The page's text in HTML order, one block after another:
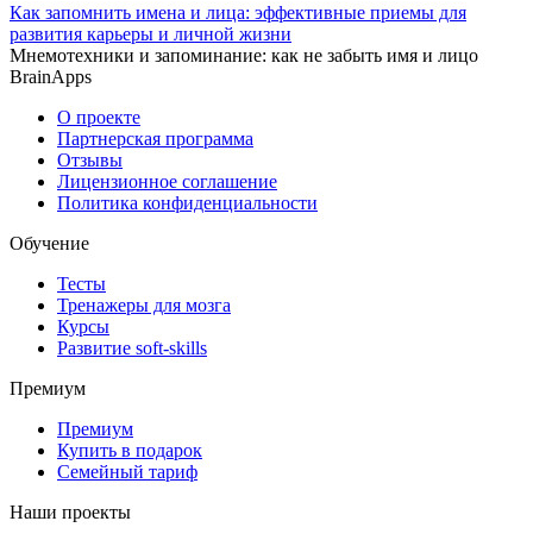
Как запомнить имена и лица: эффективные приемы для
развития карьеры и личной жизни
Мнемотехники и запоминание: как не забыть имя и лицо
BrainApps
О проекте
Партнерская программа
Отзывы
Лицензионное соглашение
Политика конфиденциальности
Обучение
Тесты
Тренажеры для мозга
Курсы
Развитие soft-skills
Премиум
Премиум
Купить в подарок
Семейный тариф
Наши проекты